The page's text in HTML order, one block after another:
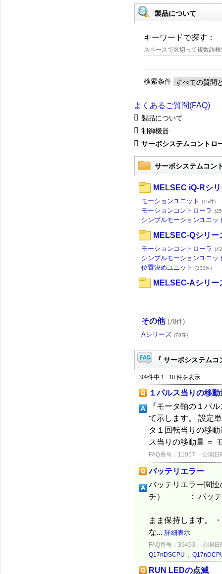
製品について
キーワードで探す：
スペースで区切って複数語
検索条件
よくあるご質問(FAQ)
製品について
制御機器
サーボシステムコントロ
サーボシステムコン
MELSEC iQ-Rシ
モーションユニット (15件)
モーションコントローラ
シンプルモーションユニッ
MELSEC-Qシリー
モーションコントローラ
シンプルモーションユニッ
位置決めユニット
(133件)
MELSEC-Aシリー
その他 (78件)
Aシリーズ (78件)
『 サーボシステム
309件中 1 - 10 件を表示
１パルス当りの移
『モータ軸の１パ
て示します。 設定
タ１回転当りの移
ス当りの移動量 ＝
FAQ番号：11957 公開日
バッテリエラー
バッテリエラー関
チ） ： バッテリ
まま保持します
な... 詳細表示
FAQ番号：39493
公開日
Q17nDSCPU ,
RUN LEDの点滅